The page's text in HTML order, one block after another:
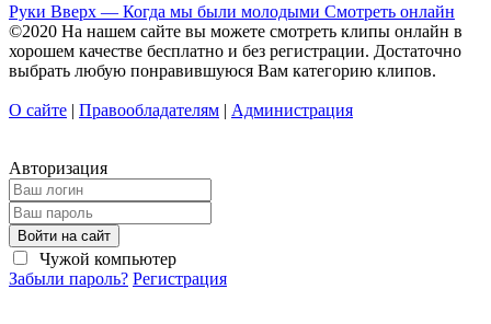
Руки Вверх — Когда мы были молодыми Смотреть онлайн
©2020 На нашем сайте вы можете смотреть клипы онлайн в
хорошем качестве бесплатно и без регистрации. Достаточно
выбрать любую понравившуюся Вам категорию клипов.
О сайте | Правообладателям | Администрация
Авторизация
Войти на сайт
Чужой компьютер
Забыли пароль? Регистрация